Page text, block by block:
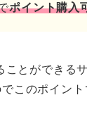
ポイント購入
とができる
このポイン